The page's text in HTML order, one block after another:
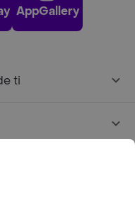
AppGallery
ti